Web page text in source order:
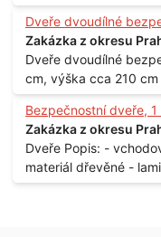
samozamýkacích zámků
vchodové dveře
portálu - předmětem
stávajících a už
umělohmotných vstupů Množství: - 8 ks Lokalita: -
11, 13, Praha 10 Strašnice Termín: - III.Q. 2015 Je
návštěva
zaměření, kalkulace
Dveře dvoudílné
Zakázka z okresu
Dveře dvoudílné bezpečnostní Velikost: -
cm, výška cca 210 cm Popis: - včetně montáže - cihlový
dům, 2. patro - vchod
Bezpečnostní dveře, 1
Zakázka z okresu
Dveře Popis: - vchodové, levé - bezpečnostní plné -
materiál dřevěné -
kliky a vložky Rozměr: - 197 x 90 cm Počet: - 1 ks